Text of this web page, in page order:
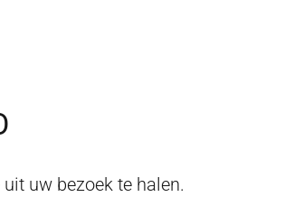
uw bezoek te halen.